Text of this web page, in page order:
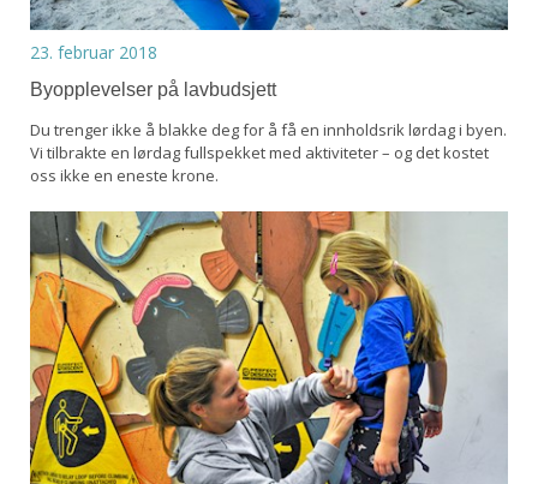
23. februar 2018
Byopplevelser på lavbudsjett
Du trenger ikke å blakke deg for å få en innholdsrik lørdag i byen.
Vi tilbrakte en lørdag fullspekket med aktiviteter – og det kostet
oss ikke en eneste krone.